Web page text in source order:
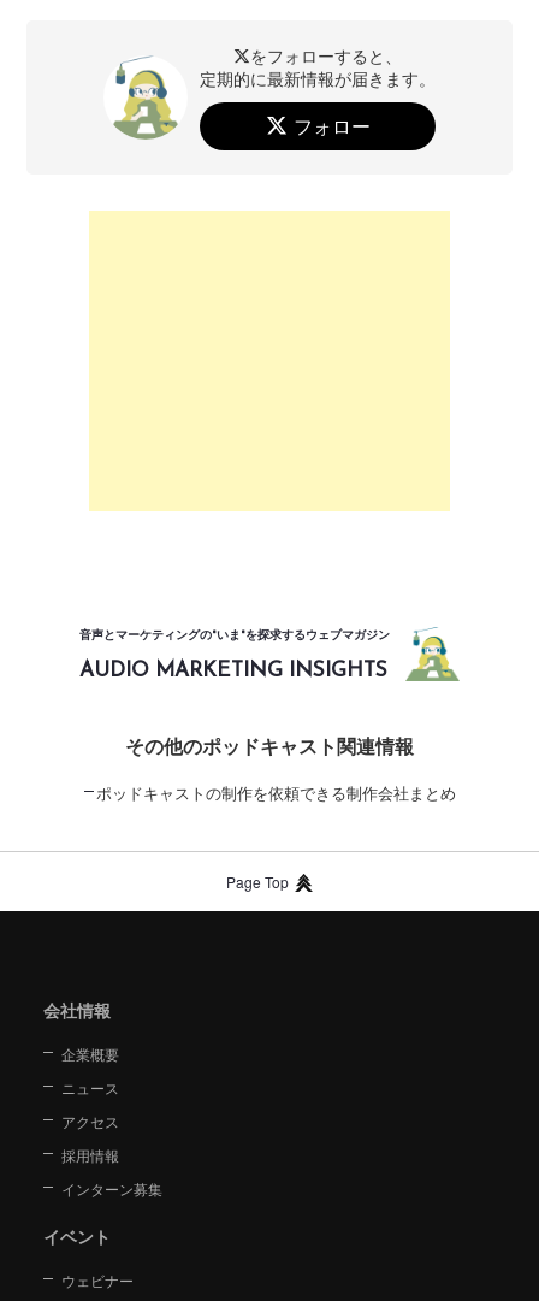
をフォローすると、
定期的に最新情報が届きます。
フォロー
音声とマーケティングの"いま"を探求するウェブマガジン
AUDIO MARKETING INSIGHTS
その他のポッドキャスト関連情報
ポッドキャストの制作を依頼できる制作会社まとめ
Page Top
会社情報
企業概要
ニュース
アクセス
採用情報
インターン募集
イベント
ウェビナー